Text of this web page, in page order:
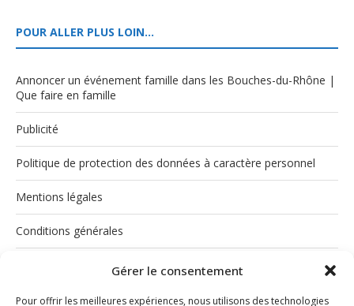
Gérer le consentement
Pour offrir les meilleures expériences, nous utilisons des technologies
POUR ALLER PLUS LOIN…
Annoncer un événement famille dans les Bouches-du-Rhône |
Que faire en famille
Publicité
Politique de protection des données à caractère personnel
Mentions légales
Conditions générales
Politique de cookies (UE)